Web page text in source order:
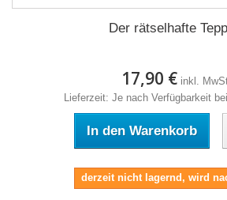
Der rätselhafte
17,90 € inkl.
Lieferzeit: Je nach Verfügbarkeit
In den Warenkorb
derzeit nicht lagernd, wird